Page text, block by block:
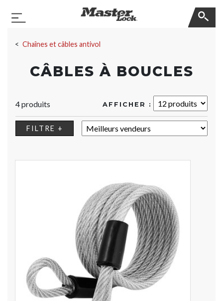
Basculer la navigation
Chaînes et câbles antivol
CÂBLES À BOUCLES
4 produits AFFICHER :
FILTRE + TRIER :